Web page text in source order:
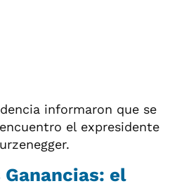
informaron que se
el expresidente
el